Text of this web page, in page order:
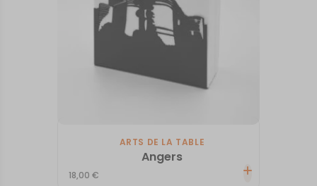
ARTS DE LA TABLE
Angers
18,00€